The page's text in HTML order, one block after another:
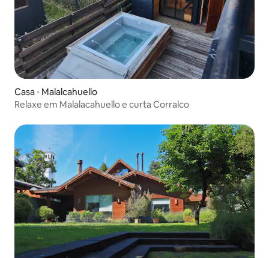
Casa ⋅ Malalcahuello
Relaxe em Malalacahuello e curta Corralco